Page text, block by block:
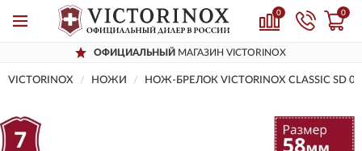
0 0
ОФИЦИАЛЬНЫЙ МАГАЗИН VICTORINOX
VICTORINOX НОЖИ НОЖ-БРЕЛОК VICTORINOX CLASSIC SD